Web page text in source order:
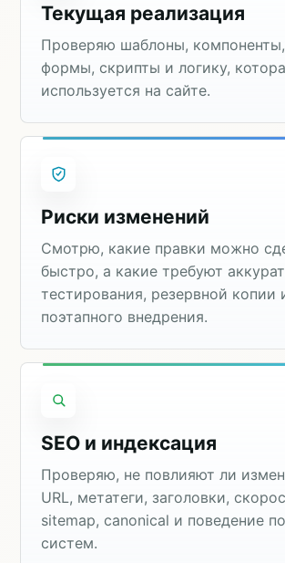
Текущая реализация
Проверяю шаблоны,
формы, скрипты и логику,
используется на сайте.
Риски изменений
Смотрю, какие правки можно
быстро, а какие требуют
тестирования, резервной копии
поэтапного внедрения.
SEO и индексация
Проверяю, не повлияют ли
URL, метатеги, заголовки,
sitemap, canonical и поведение
систем.